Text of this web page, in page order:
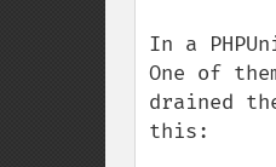
In a
One of
drained
this: